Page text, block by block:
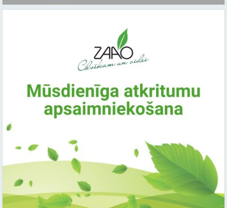
Saistītie raksti:
Citi raksti šajā kategorijā: